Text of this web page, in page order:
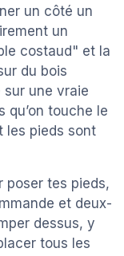
un côté un
un
costaud" et la
du bois
sur une vraie
qu’on touche le
les pieds sont
poser tes pieds,
et deux-
dessus, y
tous les